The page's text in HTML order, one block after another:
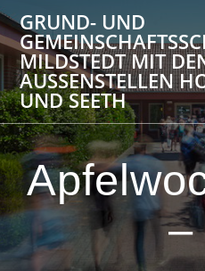
GRUND- UND
MILDSTEDT MIT
AUSSENSTELLEN
ND SEETH
–